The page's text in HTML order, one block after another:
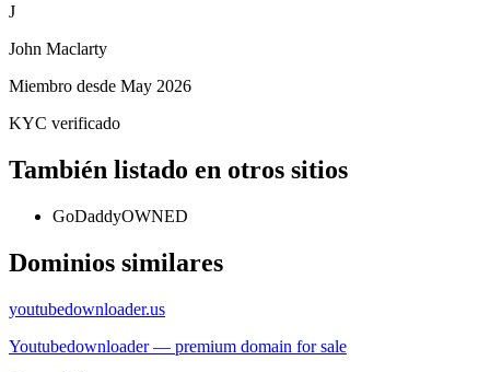
J
John Maclarty
Miembro desde May 2026
KYC verificado
También listado en otros sitios
GoDaddyOWNED
Dominios similares
youtubedownloader.us
Youtubedownloader — premium domain for sale